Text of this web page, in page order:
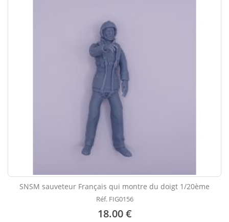
SNSM sauveteur Français qui montre du doigt 1/20ème
Réf. FIG0156
18.00 €